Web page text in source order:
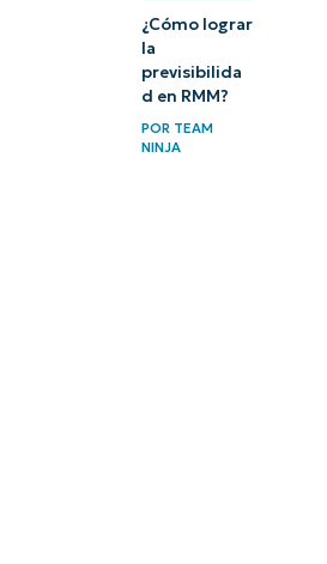
¿Cómo lograr
la
previsibilida
d en RMM?
PORTEAM
NINJA